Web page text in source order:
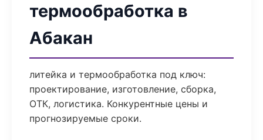
термообработка в
Абакан
литейка и термообработка под ключ:
проектирование, изготовление, сборка,
ОТК, логистика. Конкурентные цены и
прогнозируемые сроки.